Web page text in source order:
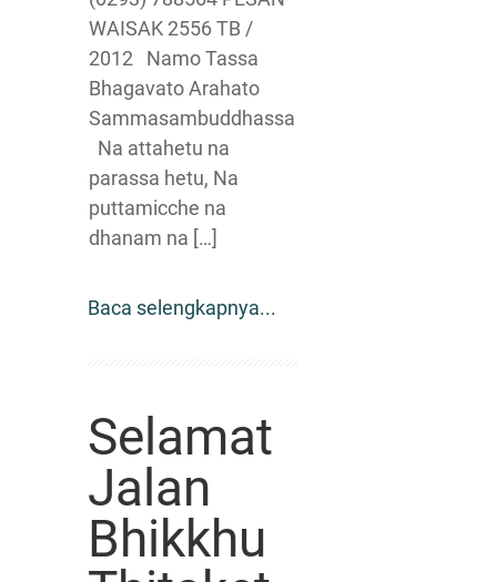
WAISAK 2556 TB /
2012 Namo Tassa
Bhagavato Arahato
Sammasambuddhassa
Na attahetu na
parassa hetu, Na
puttamicche na
dhanam na […]
Baca selengkapnya...
Selamat
Jalan
Bhikkhu